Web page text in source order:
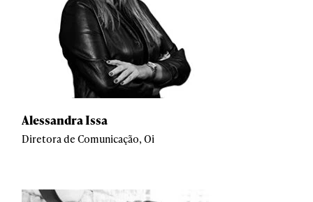
Alessandra Issa
Diretora de Comunicação, Oi